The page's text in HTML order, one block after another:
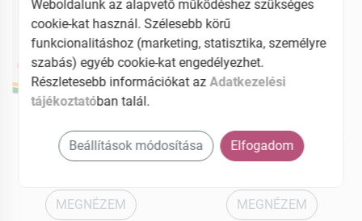
Herbalsept nyalóka
torokfájásra 6 db 85 g
MEGNÉZEM
Körömvirág kenőcs 15 g
MEGNÉZEM
Weboldalunk az alapvető működéshez szükséges
cookie-kat használ. Szélesebb körű
funkcionalitáshoz (marketing, statisztika, személyre
szabás) egyéb cookie-kat engedélyezhet.
Részletesebb információkat azAdatkezelési
tájékoztatóban talál.
Beállítások módosítása Elfogadom